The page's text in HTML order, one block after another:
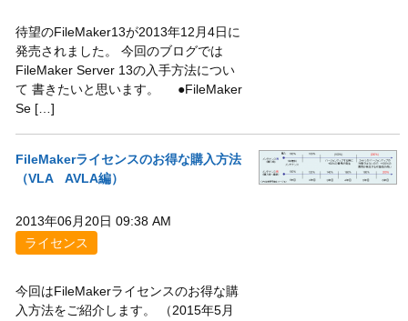
待望のFileMaker13が2013年12月4日に
発売されました。 今回のブログでは
FileMaker Server 13の入手方法につい
て 書きたいと思います。 ●FileMaker
Se […]
FileMakerライセンスのお得な購入方法
（VLA AVLA編）
2013年06月20日 09:38 AM
ライセンス
今回はFileMakerライセンスのお得な購
入方法をご紹介します。 （2015年5月